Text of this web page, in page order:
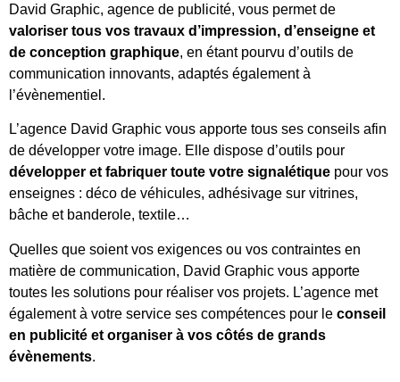
David Graphic, agence de publicité, vous permet de
valoriser tous vos travaux d’impression, d’enseigne et
de conception graphique, en étant pourvu d’outils de
communication innovants, adaptés également à
l’évènementiel.
L’agence David Graphic vous apporte tous ses conseils afin
de développer votre image. Elle dispose d’outils pour
développer et fabriquer toute votre signalétique pour vos
enseignes : déco de véhicules, adhésivage sur vitrines,
bâche et banderole, textile…
Quelles que soient vos exigences ou vos contraintes en
matière de communication, David Graphic vous apporte
toutes les solutions pour réaliser vos projets. L’agence met
également à votre service ses compétences pour le conseil
en publicité et organiser à vos côtés de grands
évènements.